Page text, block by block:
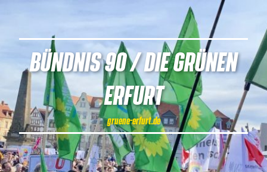
BÜNDNIS 90 / DIE GRÜNEN
ERFURT
gruene-erfurt.de